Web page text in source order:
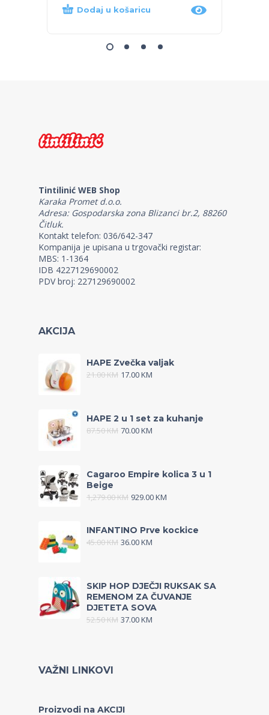
Dodaj u košaricu
Tintilinić WEB Shop
Karaka Promet d.o.o.
Adresa: Gospodarska zona Blizanci br.2, 88260
Čitluk.
Kontakt telefon: 036/642-347
Kompanija je upisana u trgovački registar:
MBS: 1-1364
IDB 4227129690002
PDV broj: 227129690002
AKCIJA
HAPE Zvečka valjak
21.00KM 17.00KM
HAPE 2 u 1 set za kuhanje
87.50KM 70.00KM
Cagaroo Empire kolica 3 u 1
Beige
1,279.00KM 929.00KM
INFANTINO Prve kockice
45.00KM 36.00KM
SKIP HOP DJEČJI RUKSAK SA
REMENOM ZA ČUVANJE
DJETETA SOVA
52.50KM 37.00KM
VAŽNI LINKOVI
Proizvodi na AKCIJI